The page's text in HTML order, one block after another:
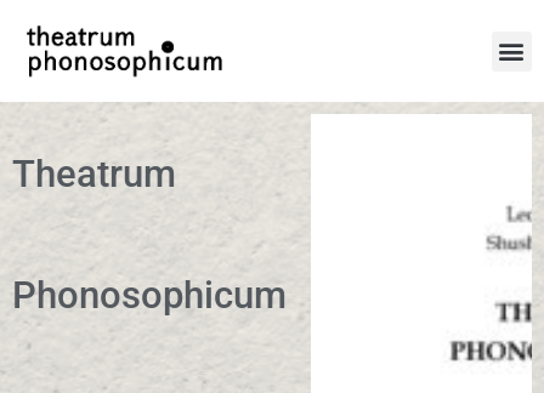
Theatrum
Phonosophicum